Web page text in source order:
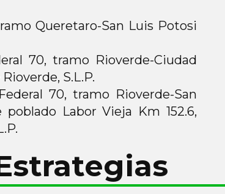
Queretaro-San Luis Potosi
70, tramo Rioverde-Ciudad
S.L.P.
70, tramo Rioverde-San
poblado Labor Vieja Km 152.6,